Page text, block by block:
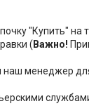
"Купить"
( Важно!
наш менеджер